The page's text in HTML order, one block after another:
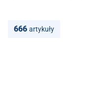
666 artykuły